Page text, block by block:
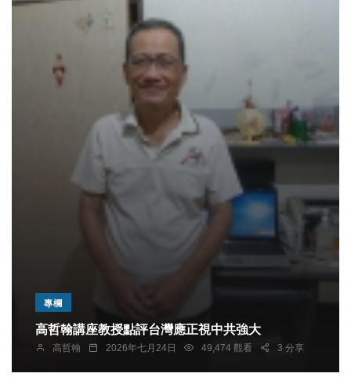
專欄
高哲翰講座教授點評台灣應正視中共強大
高哲翰 2026年七月24日 49,474 觀看 3 分享
綜合新聞